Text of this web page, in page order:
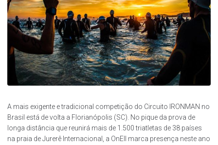
A mais exigente e tradicional competição do Circuito IRONMAN no
Brasil está de volta a Florianópolis (SC). No pique da prova de
longa distância que reunirá mais de 1.500 triatletas de 38 países
na praia de Jurerê Internacional, a OnEll marca presença neste ano